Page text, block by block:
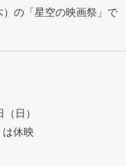
の「星空の映画祭」で
日）
休映